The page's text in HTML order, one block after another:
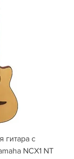
гитара с
NCX1 NT